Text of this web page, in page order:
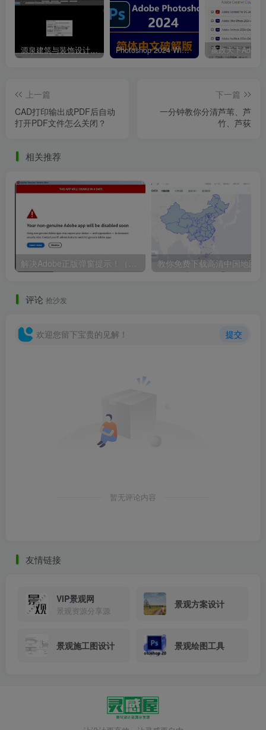
源泉建筑与装饰设计CAD插件工具箱（YQArch 6.7.4） Photoshop 2024 Win|Mac 简体中文破解版安装包下载及安装教程
上一篇
CAD打印输出成PDF后自动
打开PDF文件怎么关闭？
下一篇
一分钟教你分清芦苇、芦
竹、芦荻
相关推荐
解决Adobe正版弹窗提示！（持续更新2024.9.10）
评论 抢沙发
欢迎您留下宝贵的见解！ 提交
暂无评论内容
友情链接
VIP景观网
景观资源分享源
景观方案设计
景观施工图设计 景观绘图工具